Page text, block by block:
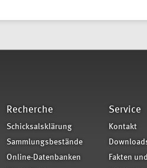
Recherche
Schicksalsklärung
Sammlungsbestände
Online-Datenbanken
Service
Kontakt
Fakten